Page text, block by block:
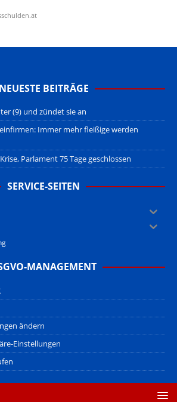
NEUESTE BEITRÄGE
(9) und zündet sie an
Immer mehr fleißige werden
Parlament 75 Tage geschlossen
SERVICE-SEITEN
MANAGEMENT
ändern
Einstellungen